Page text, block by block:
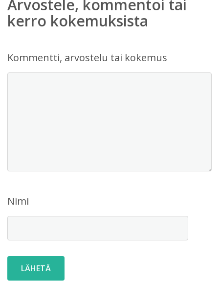
Arvostele, kommentoi tai
kerro kokemuksista
Kommentti, arvostelu tai kokemus
Nimi